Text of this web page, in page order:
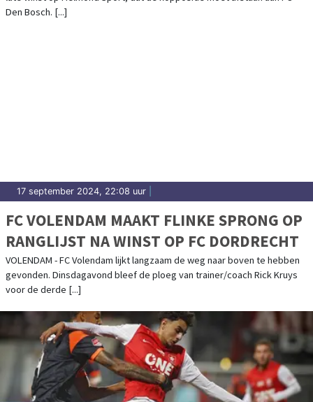
Den Bosch. [...]
17 september 2024, 22:08 uur
FC VOLENDAM MAAKT FLINKE SPRONG OP
RANGLIJST NA WINST OP FC DORDRECHT
VOLENDAM - FC Volendam lijkt langzaam de weg naar boven te hebben
gevonden. Dinsdagavond bleef de ploeg van trainer/coach Rick Kruys
voor de derde [...]